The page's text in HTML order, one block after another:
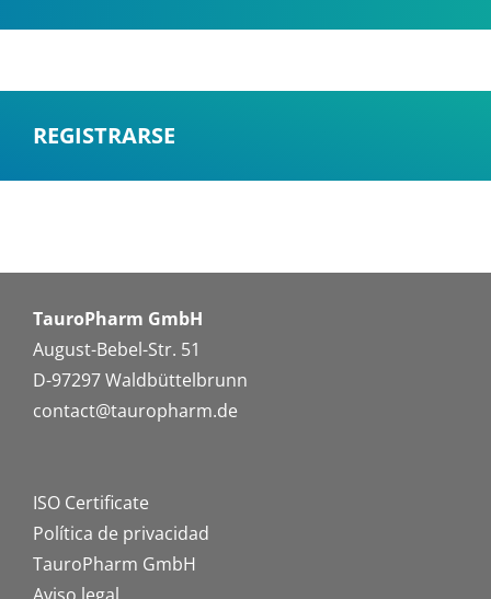
REGISTRARSE
TauroPharm GmbH
August-Bebel-Str. 51
D-97297 Waldbüttelbrunn
contact@tauropharm.de
ISO Certificate
Política de privacidad
TauroPharm GmbH